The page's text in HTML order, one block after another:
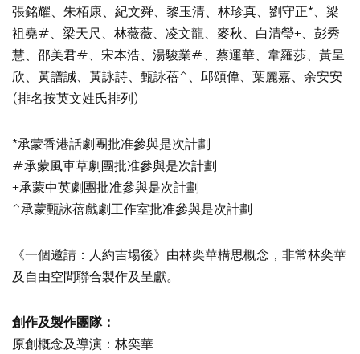
張銘耀、朱栢康、紀文舜、黎玉清、林珍真、劉守正*、梁
祖堯#、梁天尺、林薇薇、凌文龍、麥秋、白清瑩+、彭秀
慧、邵美君#、宋本浩、湯駿業#、蔡運華、韋羅莎、黃呈
欣、黃譜誠、黃詠詩、甄詠蓓^、邱頌偉、葉麗嘉、余安安
(排名按英文姓氏排列)
*承蒙香港話劇團批准參與是次計劃
#承蒙風車草劇團批准參與是次計劃
+承蒙中英劇團批准參與是次計劃
^承蒙甄詠蓓戲劇工作室批准參與是次計劃
《一個邀請：人約吉場後》由林奕華構思概念，非常林奕華
及自由空間聯合製作及呈獻。
創作及製作團隊：
原創概念及導演：林奕華